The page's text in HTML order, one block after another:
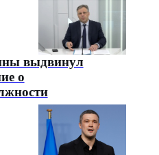
выдвинул
о